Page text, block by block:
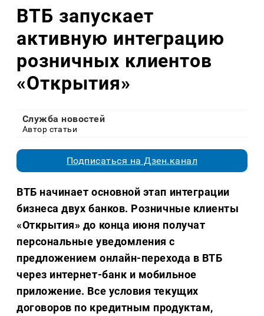
ВТБ запускает
активную интеграцию
розничных клиентов
«Открытия»
Служба новостей
Автор статьи
Подписаться на Дзен.канал
ВТБ начинает основной этап интеграции
бизнеса двух банков. Розничные клиенты
«Открытия» до конца июня получат
персональные уведомления с
предложением онлайн-перехода в ВТБ
через интернет-банк и мобильное
приложение. Все условия текущих
договоров по кредитным продуктам,